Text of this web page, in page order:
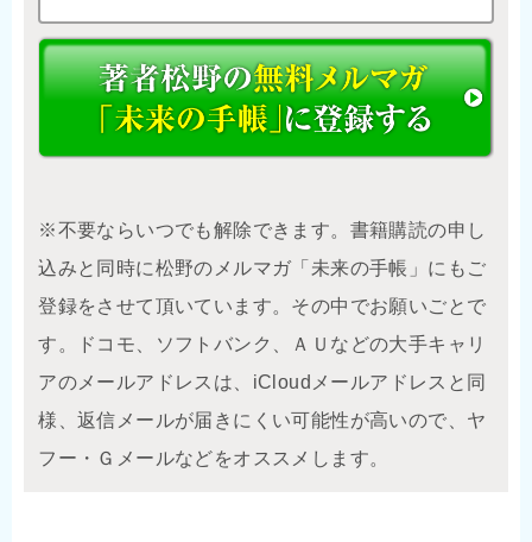
※不要ならいつでも解除できます。書籍購読の申し
込みと同時に松野のメルマガ「未来の手帳」にもご
登録をさせて頂いています。その中でお願いごとで
す。ドコモ、ソフトバンク、ＡＵなどの大手キャリ
アのメールアドレスは、iCloudメールアドレスと同
様、返信メールが届きにくい可能性が高いので、ヤ
フー・Ｇメールなどをオススメします。